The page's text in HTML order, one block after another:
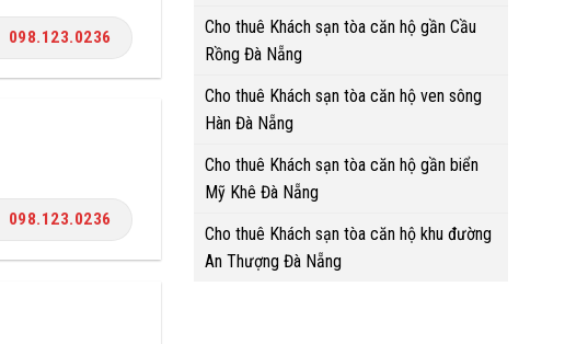
098.123.0236
098.123.0236
Cho thuê Khách sạn tòa căn hộ gần Cầu
Rồng Đà Nẵng
Cho thuê Khách sạn tòa căn hộ ven sông
Hàn Đà Nẵng
Cho thuê Khách sạn tòa căn hộ gần biển
Mỹ Khê Đà Nẵng
Cho thuê Khách sạn tòa căn hộ khu đường
An Thượng Đà Nẵng